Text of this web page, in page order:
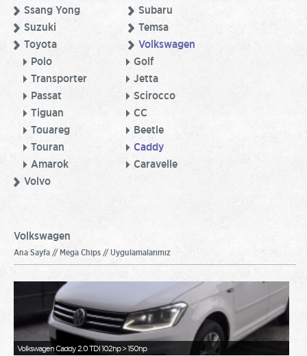
Ssang Yong
Subaru
Suzuki
Temsa
Toyota
Volkswagen
Polo
Golf
Transporter
Jetta
Passat
Scirocco
Tiguan
CC
Touareg
Beetle
Touran
Caddy
Amarok
Caravelle
Volvo
Volkswagen
Ana Sayfa // Mega Chips // Uygulamalarımız
Volkswagen Caddy 2.0 TDI 102hp > 150hp